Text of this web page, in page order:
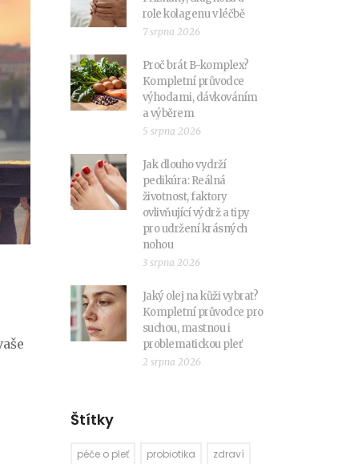
role kolagenu v léčbě
7 srpna 2026
Proč brát B-komplex?
Kompletní průvodce
výhodami, dávkováním
a výběrem
5 srpna 2026
Jak dlouho vydrží
pedikúra: Reálná
životnost, faktory
ovlivňující výdrž a tipy
pro udržení krásných
nohou
3 srpna 2026
Jaký olej na kůži vybrat?
Kompletní průvodce pro
suchou, mastnou i
problematickou pleť
2 srpna 2026
Štítky
péče o pleť probiotika
zdraví